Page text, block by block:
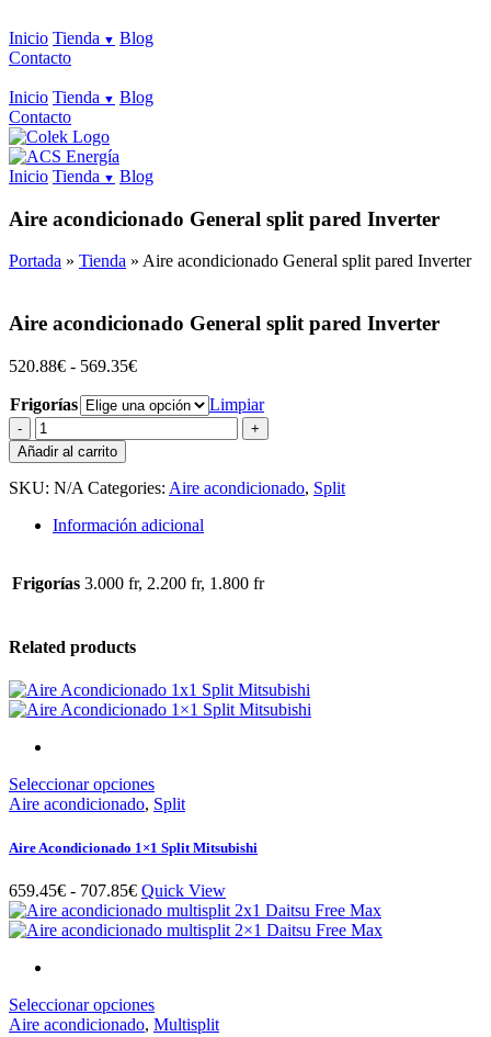
Inicio Tienda
Blog
Contacto
Inicio Tienda
Blog
Contacto
Inicio Tienda Blog
Aire acondicionado General split pared Inverter
Portada » Tienda » Aire acondicionado General split pared Inverter
Aire acondicionado General split pared Inverter
520.88€ - 569.35€Rango
precios:
desde
520.88€
569.35€
Frigorías
Limpiar
Aire
acondicionado
General
split
Inverter
Añadir al carrito
SKU: N/A Categories: Aire acondicionado, Split
Información adicional
Frigorías 3.000 fr, 2.200 fr, 1.800 fr
Related products
Seleccionar opcionesEste
producto
múltiples
variantes.
Las
opciones
se
pueden
la
página
Aire acondicionado, Split
Aire Acondicionado 1×1 Split Mitsubishi
659.45€ - 707.85€Rango
de
precios:
707.85€
Quick View
Seleccionar opcionesEste
producto
Aire acondicionado, Multisplit